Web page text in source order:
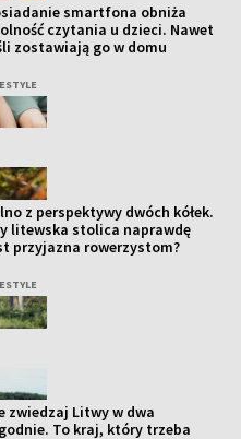
smartfona obniża
czytania u dzieci. Nawet
zostawiają go w domu
z perspektywy dwóch kółek.
litewska stolica naprawdę
przyjazna rowerzystom?
zwiedzaj Litwy w dwa
To kraj, który trzeba